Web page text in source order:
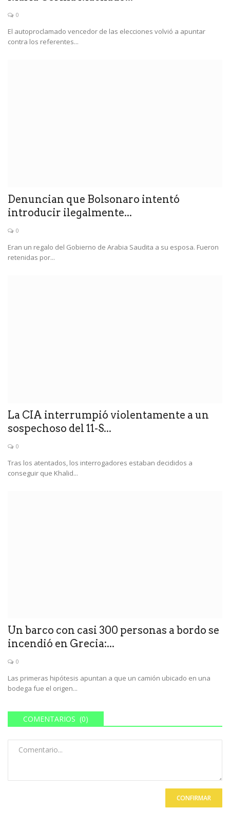
0
El autoproclamado vencedor de las elecciones volvió a apuntar
contra los referentes...
Denuncian que Bolsonaro intentó
introducir ilegalmente...
0
Eran un regalo del Gobierno de Arabia Saudita a su esposa. Fueron
retenidas por...
La CIA interrumpió violentamente a un
sospechoso del 11-S...
0
Tras los atentados, los interrogadores estaban decididos a
conseguir que Khalid...
Un barco con casi 300 personas a bordo se
incendió en Grecia:...
0
Las primeras hipótesis apuntan a que un camión ubicado en una
bodega fue el origen...
COMENTARIOS (0)
CONFIRMAR